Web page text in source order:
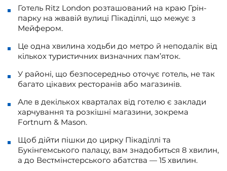
Готель Ritz London розташований на краю Грін-
парку на жвавій вулиці Пікаділлі, що межує з
Мейфером.
Це одна хвилина ходьби до метро й неподалік від
кількох туристичних визначних пам’яток.
У районі, що безпосередньо оточує готель, не так
багато цікавих ресторанів або магазинів.
Але в декількох кварталах від готелю є заклади
харчування та розкішні магазини, зокрема
Fortnum & Mason.
Щоб дійти пішки до цирку Пікаділлі та
Букінгемського палацу, вам знадобиться 8 хвилин,
а до Вестмінстерського абатства — 15 хвилин.